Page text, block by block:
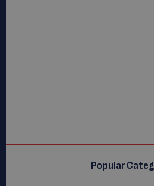
Popular